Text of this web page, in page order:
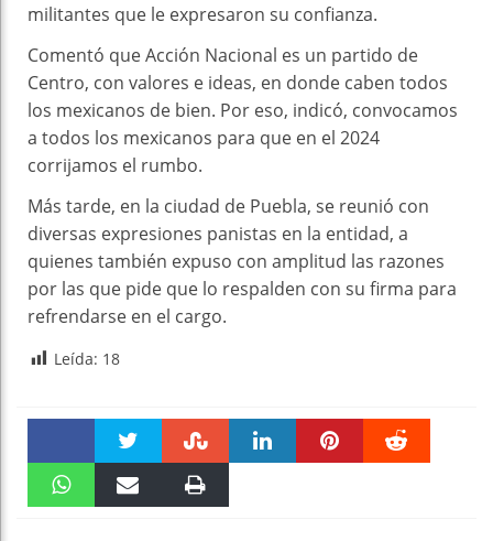
militantes que le expresaron su confianza.
Comentó que Acción Nacional es un partido de
Centro, con valores e ideas, en donde caben todos
los mexicanos de bien. Por eso, indicó, convocamos
a todos los mexicanos para que en el 2024
corrijamos el rumbo.
Más tarde, en la ciudad de Puebla, se reunió con
diversas expresiones panistas en la entidad, a
quienes también expuso con amplitud las razones
por las que pide que lo respalden con su firma para
refrendarse en el cargo.
Leída: 18
Faceboo Twitter Stumble